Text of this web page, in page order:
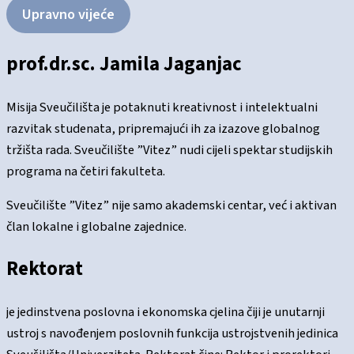
Upravno vijeće
prof.dr.sc. Jamila Jaganjac
Misija Sveučilišta je potaknuti kreativnost i intelektualni
razvitak studenata, pripremajući ih za izazove globalnog
tržišta rada. Sveučilište ”Vitez” nudi cijeli spektar studijskih
programa na četiri fakulteta.
Sveučilište ”Vitez” nije samo akademski centar, već i aktivan
član lokalne i globalne zajednice.
Rektorat
je jedinstvena poslovna i ekonomska cjelina čiji je unutarnji
ustroj s navođenjem poslovnih funkcija ustrojstvenih jedinica